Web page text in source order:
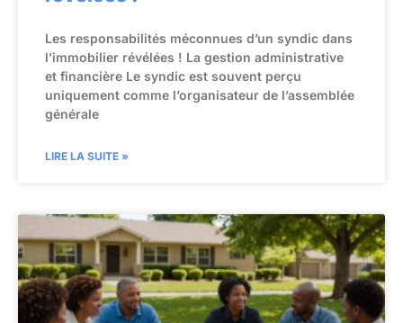
Les responsabilités méconnues d’un syndic dans
l’immobilier révélées ! La gestion administrative
et financière Le syndic est souvent perçu
uniquement comme l’organisateur de l’assemblée
générale
LIRE LA SUITE »